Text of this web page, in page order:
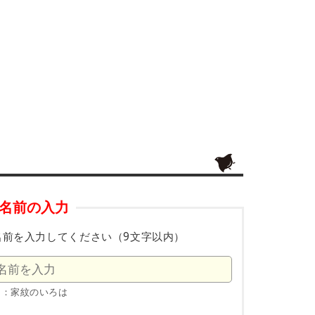
前の入力
を入力してください（9文字以内）
家紋のいろは